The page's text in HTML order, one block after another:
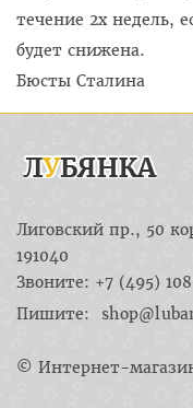
течение 2х недель,
будет снижена.
Бюсты Сталина
Лиговский пр., 50
191040
Звоните: +7 (495)
Пишите:
© Интернет-